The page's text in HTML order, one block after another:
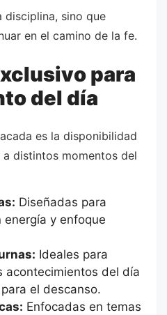
disciplina, sino que
en el camino de la fe.
para
del día
es la disponibilidad
distintos momentos del
Diseñadas para
energía y enfoque
Ideales para
acontecimientos del día
el descanso.
Enfocadas en temas